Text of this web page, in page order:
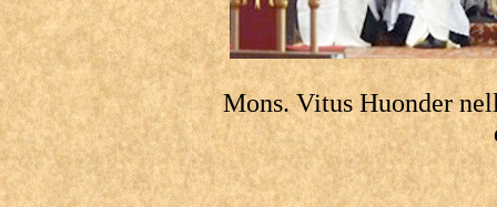
Mons. Vitus Huonder